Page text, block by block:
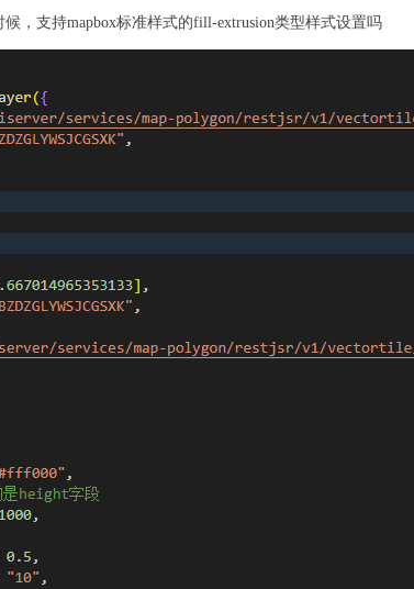
，支持mapbox标准样式的fill-extrusion类型样式设置吗